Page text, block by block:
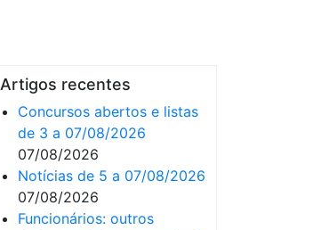
Artigos recentes
Concursos abertos e listas
de 3 a 07/08/2026
07/08/2026
Notícias de 5 a 07/08/2026
07/08/2026
Funcionários: outros